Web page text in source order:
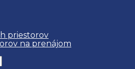
priestorov
na prenájom